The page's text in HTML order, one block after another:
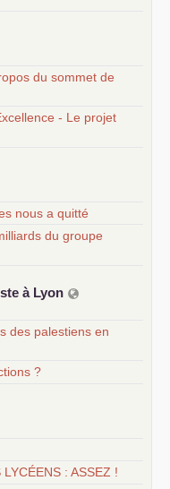
du sommet de
- Le projet
nous a quitté
du groupe
à Lyon
des palestiens en
?
: ASSEZ !